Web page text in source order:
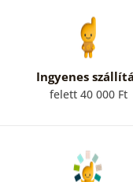
Ingyenes
felett 40 000 Ft